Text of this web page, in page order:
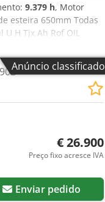
9.379 h, Motor
esteira 650mm Todas
H Tjx Ah Rof OIL
Largura de
A máquina foi
todos os óleos e
recebeu 6 novos
Anúncio classificado
€ 26.900
Preço fixo acresce IVA
Enviar pedido